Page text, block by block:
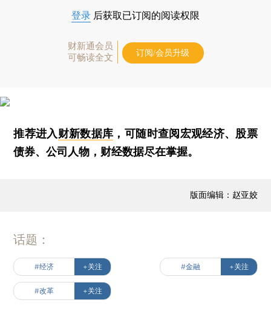
登录 后获取已订阅的阅读权限
财新通会员
可畅读全文
订阅/会员升级
推荐进入财新数据库 ，可随时查阅宏观经济、股票
债券、公司人物，财经数据尽在掌握。
版面编辑：赵亚姣
话题：
#经济 +关注 #金融 +关注
#改革 +关注